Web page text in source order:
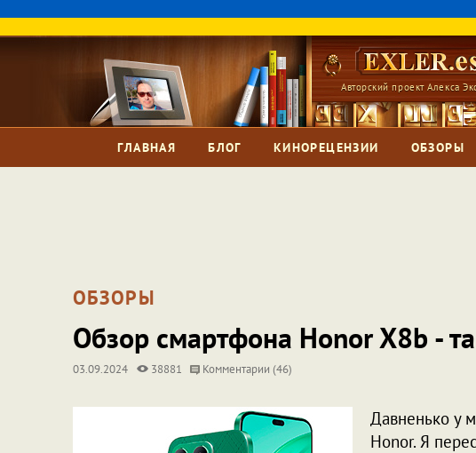
Авторский проект Алекса
ГЛАВНАЯ БЛОГ КИНОРЕЦЕНЗИИ ОБЗОРЫ
ОБЗОРЫ
Обзор смартфона Honor X8b -
03.09.2024 38881 Комментарии (46)
Давненько у
Honor. Я